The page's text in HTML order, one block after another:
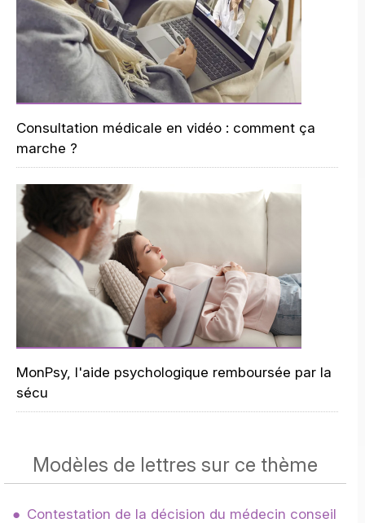
Consultation médicale en vidéo : comment ça
marche ?
MonPsy, l'aide psychologique remboursée par la
sécu
Modèles de lettres sur ce thème
Contestation de la décision du médecin conseil